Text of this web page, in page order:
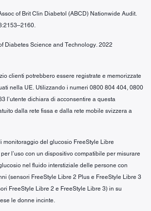
of Brit Clin Diabetol (ABCD) Nationwide Audit.
Diabetes Science and Technology. 2022
clienti potrebbero essere registrate e memorizzate
nella UE. Utilizzando i numeri 0800 804 404, 0800
l’utente dichiara di acconsentire a questa
dalla rete fissa e dalla rete mobile svizzera a
monitoraggio del glucosio FreeStyle Libre
l’uso con un dispositivo compatibile per misurare
nel fluido interstiziale delle persone con
(sensori FreeStyle Libre 2 Plus e FreeStyle Libre 3
FreeStyle Libre 2 e FreeStyle Libre 3) in su
le donne incinte.